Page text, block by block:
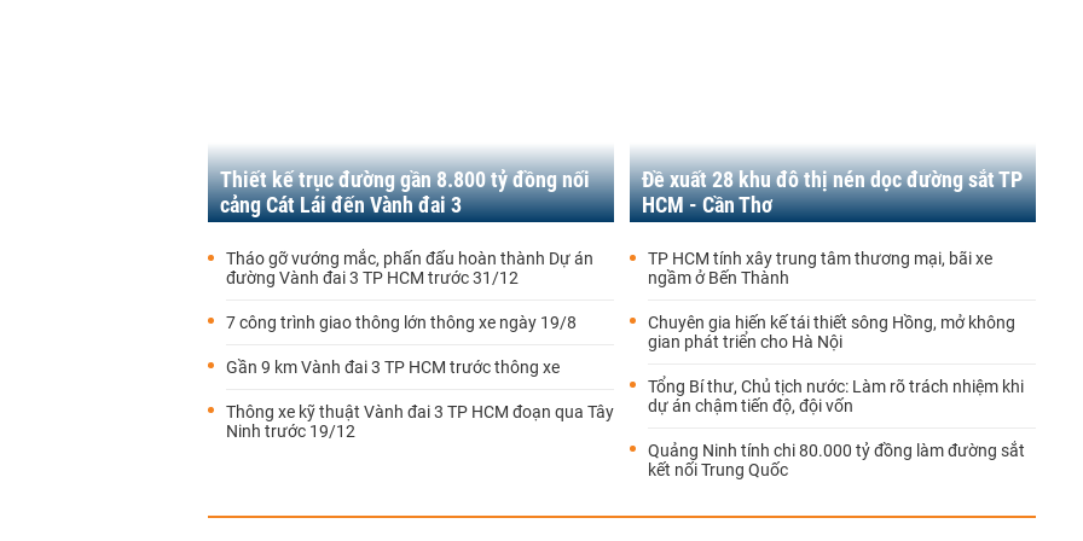
Thiết kế trục đường gần 8.800 tỷ đồng nối
cảng Cát Lái đến Vành đai 3
Tháo gỡ vướng mắc, phấn đấu hoàn thành Dự án
đường Vành đai 3 TP HCM trước 31/12
7 công trình giao thông lớn thông xe ngày 19/8
Gần 9 km Vành đai 3 TP HCM trước thông xe
Thông xe kỹ thuật Vành đai 3 TP HCM đoạn qua Tây
Ninh trước 19/12
Đề xuất 28 khu đô thị nén dọc đường sắt TP
HCM - Cần Thơ
TP HCM tính xây trung tâm thương mại, bãi xe
ngầm ở Bến Thành
Chuyên gia hiến kế tái thiết sông Hồng, mở không
gian phát triển cho Hà Nội
Tổng Bí thư, Chủ tịch nước: Làm rõ trách nhiệm khi
dự án chậm tiến độ, đội vốn
Quảng Ninh tính chi 80.000 tỷ đồng làm đường sắt
kết nối Trung Quốc